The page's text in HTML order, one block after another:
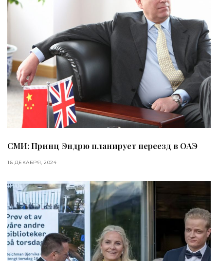
СМИ: Принц Эндрю планирует переезд в ОАЭ
16 ДЕКАБРЯ, 2024